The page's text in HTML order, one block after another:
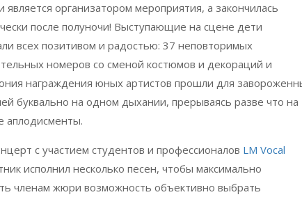
является организатором мероприятия, а закончилась
после полуночи! Выступающие на сцене дети
всех позитивом и радостью: 37 неповторимых
номеров со сменой костюмов и декораций и
награждения юных артистов прошли для
буквально на одном дыхании, прерываясь разве что на
аплодисменты.
с участием студентов и профессионалов LM Vocal
исполнил несколько песен, чтобы максимально
членам жюри возможность объективно выбрать